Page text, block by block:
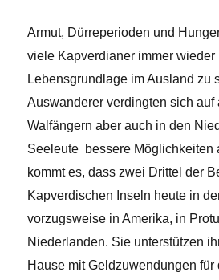
Armut, Dürreperioden und
viele Kapverdianer immer wieder
Lebensgrundlage im Ausland zu
Auswanderer verdingten sich auf
Walfängern aber auch in den
Seeleute bessere Möglichkeiten
kommt es, dass zwei Drittel der
Kapverdischen Inseln heute in
vorzugsweise in Amerika, in
Niederlanden. Sie unterstützen
Hause mit Geldzuwendungen für